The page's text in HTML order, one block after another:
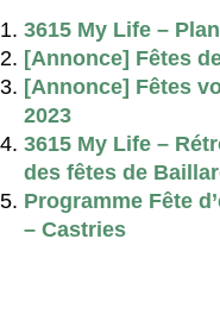
3615 My Life –
[Annonce] Fêtes
[Annonce] Fêtes
2023
3615 My Life –
des fêtes de
Programme Fête
– Castries